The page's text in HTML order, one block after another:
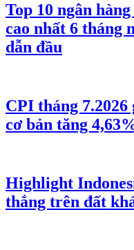
Top 10 ngân
cao nhất 6 tháng
dẫn đầu
CPI tháng
cơ bản tăng
Highlight
thắng trên đất